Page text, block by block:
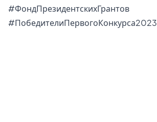
#ФондПрезидентскихГрантов
#ПобедителиПервогоКонкурса2023